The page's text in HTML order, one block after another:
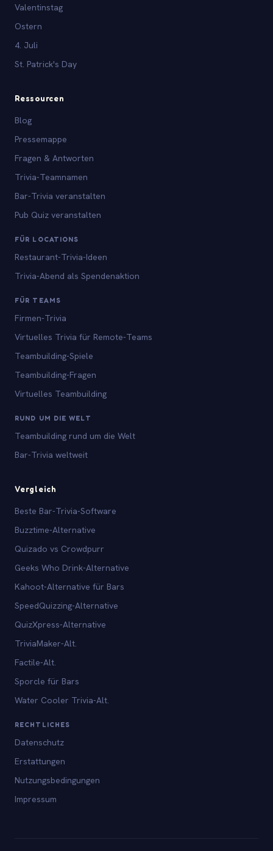
Valentinstag
Ostern
4. Juli
St. Patrick's Day
Ressourcen
Blog
Pressemappe
Fragen & Antworten
Trivia-Teamnamen
Bar-Trivia veranstalten
Pub Quiz veranstalten
FÜR LOCATIONS
Restaurant-Trivia-Ideen
Trivia-Abend als Spendenaktion
FÜR TEAMS
Firmen-Trivia
Virtuelles Trivia für Remote-Teams
Teambuilding-Spiele
Teambuilding-Fragen
Virtuelles Teambuilding
RUND UM DIE WELT
Teambuilding rund um die Welt
Bar-Trivia weltweit
Vergleich
Beste Bar-Trivia-Software
Buzztime-Alternative
Quizado vs Crowdpurr
Geeks Who Drink-Alternative
Kahoot-Alternative für Bars
SpeedQuizzing-Alternative
QuizXpress-Alternative
TriviaMaker-Alt.
Factile-Alt.
Sporcle für Bars
Water Cooler Trivia-Alt.
RECHTLICHES
Datenschutz
Erstattungen
Nutzungsbedingungen
Impressum